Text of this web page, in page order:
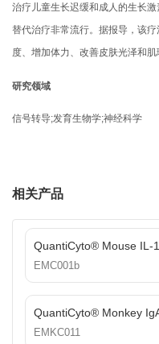
治疗儿童生长迟缓和成人的生长
替代治疗非常流行。据报导，该
度、增加体力、改善皮肤光泽和肌
研究领域
信号转导;发育生物学;神经科学
相关产品
QuantiCyto® Mouse IL-
EMC001b
QuantiCyto® Monkey
EMKC011